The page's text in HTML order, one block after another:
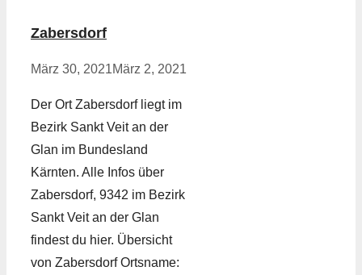
Zabersdorf
März 30, 2021März 2, 2021
Der Ort Zabersdorf liegt im
Bezirk Sankt Veit an der
Glan im Bundesland
Kärnten. Alle Infos über
Zabersdorf, 9342 im Bezirk
Sankt Veit an der Glan
findest du hier. Übersicht
von Zabersdorf Ortsname: